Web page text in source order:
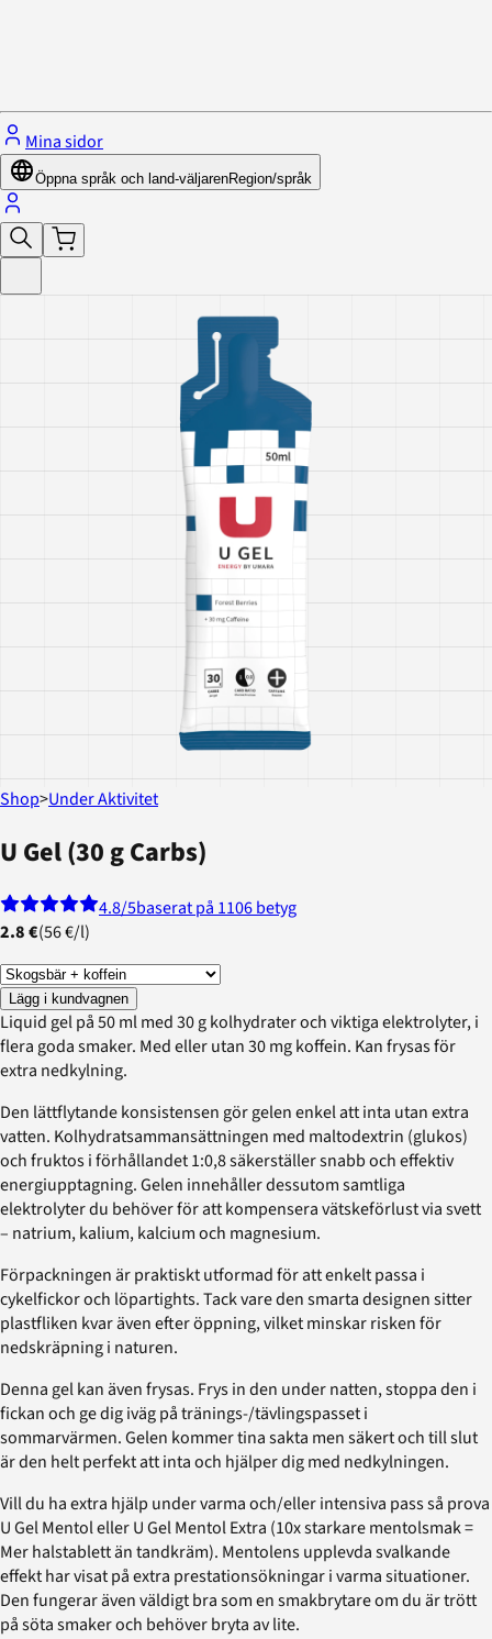
Mina sidor
Öppna språk och land-väljarenRegion/språk
Shop>Under Aktivitet
U Gel (30 g Carbs)
4.8/5baserat på 1106 betyg
2.8 €(56 €/l)
Lägg i kundvagnen
Liquid gel på 50 ml med 30 g kolhydrater och viktiga elektrolyter, i
flera goda smaker. Med eller utan 30 mg koffein. Kan frysas för
extra nedkylning.
Den lättflytande konsistensen gör gelen enkel att inta utan extra
vatten. Kolhydratsammansättningen med maltodextrin (glukos)
och fruktos i förhållandet 1:0,8 säkerställer snabb och effektiv
energiupptagning. Gelen innehåller dessutom samtliga
elektrolyter du behöver för att kompensera vätskeförlust via svett
– natrium, kalium, kalcium och magnesium.
Förpackningen är praktiskt utformad för att enkelt passa i
cykelfickor och löpartights. Tack vare den smarta designen sitter
plastfliken kvar även efter öppning, vilket minskar risken för
nedskräpning i naturen.
Denna gel kan även frysas. Frys in den under natten, stoppa den i
fickan och ge dig iväg på tränings-/tävlingspasset i
sommarvärmen. Gelen kommer tina sakta men säkert och till slut
är den helt perfekt att inta och hjälper dig med nedkylningen.
Vill du ha extra hjälp under varma och/eller intensiva pass så prova
U Gel Mentol eller U Gel Mentol Extra (10x starkare mentolsmak =
Mer halstablett än tandkräm). Mentolens upplevda svalkande
effekt har visat på extra prestationsökningar i varma situationer.
Den fungerar även väldigt bra som en smakbrytare om du är trött
på söta smaker och behöver bryta av lite.